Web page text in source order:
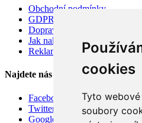
cookies
Tyto
soubory
Obchodní podmínky
GDPR
Doprava
Jak nakupovat
Reklamace
Najdete nás
Facebook
Twitter
Google